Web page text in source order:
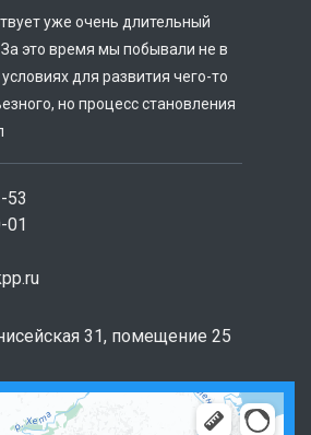
уже очень длительный
это время мы побывали не в
для развития чего-то
но процесс становления
53
01
31, помещение 25